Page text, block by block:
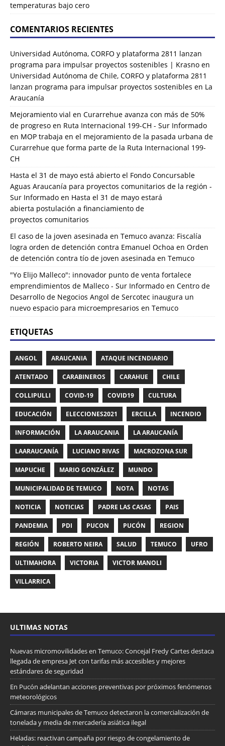
temperaturas bajo cero
COMENTARIOS RECIENTES
Universidad Autónoma, CORFO y plataforma 2811 lanzan
programa para impulsar proyectos sostenibles | Krasno en
Universidad Autónoma de Chile, CORFO y plataforma 2811
lanzan programa para impulsar proyectos sostenibles en La
Araucanía
Mejoramiento vial en Curarrehue avanza con más de 50%
de progreso en Ruta Internacional 199-CH - Sur Informado
en MOP trabaja en el mejoramiento de la pasada urbana de
Curarrehue que forma parte de la Ruta Internacional 199-
CH
Hasta el 31 de mayo está abierto el Fondo Concursable
Aguas Araucanía para proyectos comunitarios de la región -
Sur Informado en Hasta el 31 de mayo estará
abierta postulación a financiamiento de
proyectos comunitarios
El caso de la joven asesinada en Temuco avanza: Fiscalía
logra orden de detención contra Emanuel Ochoa en Orden
de detención contra tío de joven asesinada en Temuco
"Yo Elijo Malleco": innovador punto de venta fortalece
emprendimientos de Malleco - Sur Informado en Centro de
Desarrollo de Negocios Angol de Sercotec inaugura un
nuevo espacio para microempresarios en Temuco
ETIQUETAS
ANGOL ARAUCANIA ATAQUE INCENDIARIO
ATENTADO CARABINEROS CARAHUE CHILE
COLLIPULLI COVID-19 COVID19 CULTURA
EDUCACIÓN ELECCIONES2021 ERCILLA INCENDIO
INFORMACIÓN LA ARAUCANIA LA ARAUCANÍA
LAARAUCANÍA LUCIANO RIVAS MACROZONA SUR
MAPUCHE MARIO GONZÁLEZ MUNDO
MUNICIPALIDAD DE TEMUCO NOTA NOTAS
NOTICIA NOTICIAS PADRE LAS CASAS PAIS
PANDEMIA PDI PUCON PUCÓN REGION
REGIÓN ROBERTO NEIRA SALUD TEMUCO UFRO
ULTIMAHORA VICTORIA VICTOR MANOLI
VILLARRICA
ULTIMAS NOTAS
Nuevas micromovilidades en Temuco: Concejal Fredy Cartes destaca
llegada de empresa Jet con tarifas más accesibles y mejores
estándares de seguridad
En Pucón adelantan acciones preventivas por próximos fenómenos
meteorológicos
Cámaras municipales de Temuco detectaron la comercialización de
tonelada y media de mercadería asiática ilegal
Heladas: reactivan campaña por riesgo de congelamiento de